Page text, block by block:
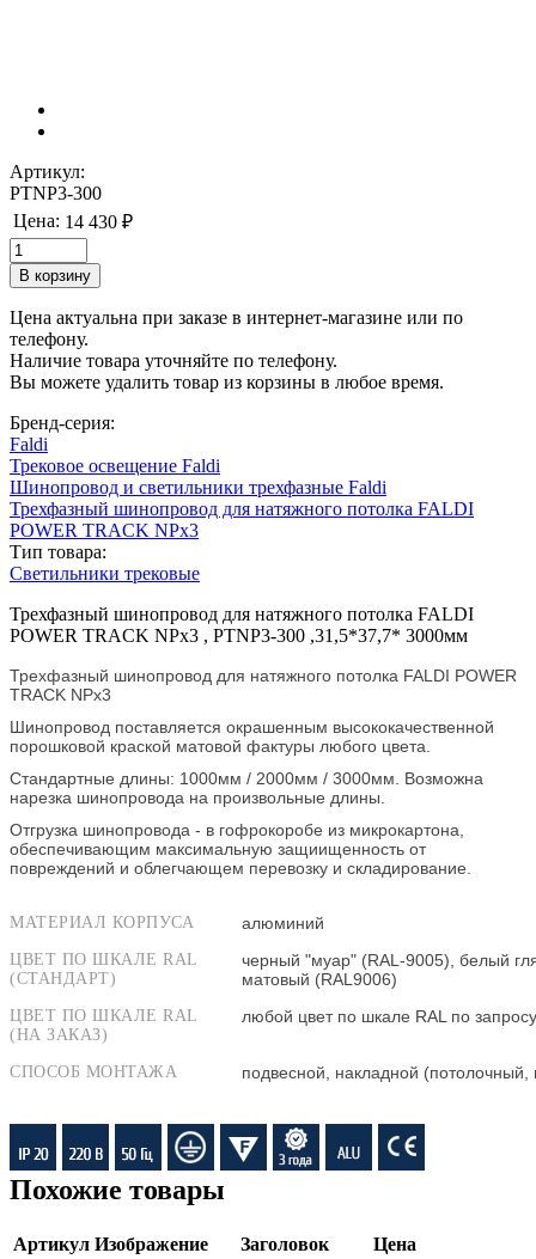
Артикул:
PTNP3-300
Цена: 14 430 ₽
Цена актуальна при заказе в интернет-магазине или по
телефону.
Наличие товара уточняйте по телефону.
Вы можете удалить товар из корзины в любое время.
Бренд-серия:
Faldi
Трековое освещение Faldi
Шинопровод и светильники трехфазные Faldi
Трехфазный шинопровод для натяжного потолка FALDI
POWER TRACK NPx3
Тип товара:
Светильники трековые
Трехфазный шинопровод для натяжного потолка FALDI
POWER TRACK NPx3 , PTNP3-300 ,31,5*37,7* 3000мм
Трехфазный шинопровод для натяжного потолка FALDI POWER
TRACK NPx3
Шинопровод поставляется окрашенным высококачественной
порошковой краской матовой фактуры любого цвета.
Стандартные длины: 1000мм / 2000мм / 3000мм. Возможна
нарезка шинопровода на произвольные длины.
Отгрузка шинопровода - в гофрокоробе из микрокартона,
обеспечивающим максимальную защиищенность от
повреждений и облегчающем перевозку и складирование.
МАТЕРИАЛ КОРПУСА алюминий
ЦВЕТ ПО ШКАЛЕ RAL
(СТАНДАРТ)
черный "муар" (RAL-9005), белый
матовый (RAL9006)
ЦВЕТ ПО ШКАЛЕ RAL
(НА ЗАКАЗ)
любой цвет по шкале RAL по
СПОСОБ МОНТАЖА подвесной, накладной (потолочный,
Похожие товары
Артикул Изображение Заголовок Цена